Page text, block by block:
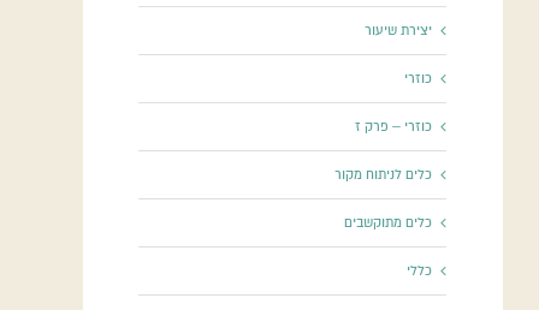
יצירת שיעור
כוזרי
כוזרי – פרק ז
כלים לניתוח מקור
כלים מתוקשבים
כללי